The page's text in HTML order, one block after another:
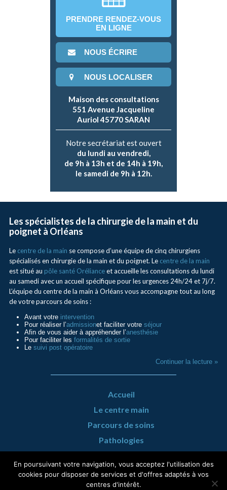
PRENDRE RENDEZ-VOUS
EN LIGNE
NOUS ÉCRIRE
NOUS LOCALISER
Maison des consultations
551 Avenue Jacqueline
Auriol 45770 SARAN
Notre secrétariat est ouvert
du lundi au vendredi,
de 9h à 13h et de 14h à 19h,
le samedi de 9h à 12h.
Les spécialistes de la chirurgie de la main et du
poignet à Orléans
Le centre de la main se compose d’une équipe de cinq chirurgiens
spécialisés en chirurgie de la main et du poignet. Le centre de la main
est situé au pôle santé Orélianceet accueille les consultations du lundi
au samedi avec un accueil spécifique pour les urgences 24h/24 et 7j/7.
L’équipe du centre de la main à Orléans vous accompagne tout au long
de votre parcours de soins :
Avant votre intervention
Pour réaliser l’admissionet faciliter votre séjour
Afin de vous aider à appréhender l’anesthésie
Pour faciliter les formalités de sortie
Le suivi post opératoire
Continuer la lecture »
Accueil
Le centre main
Parcours de soins
Pathologies
Infos pratiques
Actualités
En poursuivant votre navigation, vous acceptez l'utilisation des
cookies pour disposer de services et d'offres adaptés à vos
centres d'intérêt.